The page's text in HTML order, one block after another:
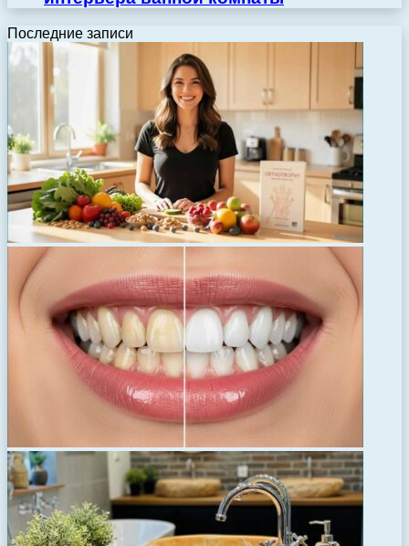
Последние записи